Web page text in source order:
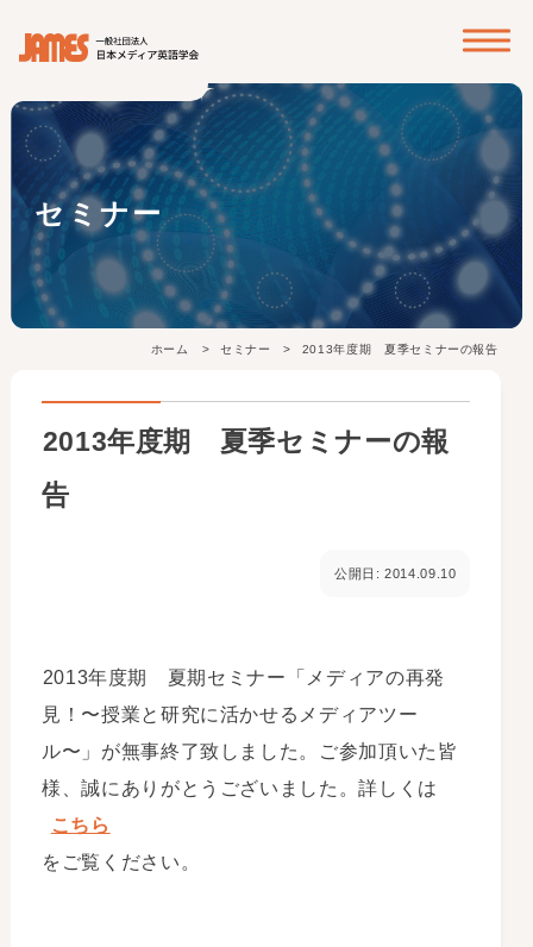
セミナー
ホーム セミナー 2013年度期 夏季セミナーの報告
2013年度期 夏季セミナーの報
告
公開日: 2014.09.10
2013年度期 夏期セミナー「メディアの再発
見！〜授業と研究に活かせるメディアツー
ル〜」が無事終了致しました。ご参加頂いた皆
様、誠にありがとうございました。詳しくは
こちら
をご覧ください。